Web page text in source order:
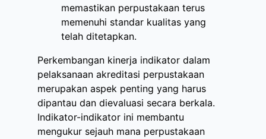
memastikan perpustakaan terus
memenuhi standar kualitas yang
telah ditetapkan.
Perkembangan kinerja indikator dalam
pelaksanaan akreditasi perpustakaan
merupakan aspek penting yang harus
dipantau dan dievaluasi secara berkala.
Indikator-indikator ini membantu
mengukur sejauh mana perpustakaan